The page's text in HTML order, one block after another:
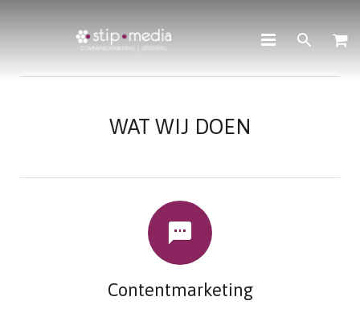
CONTENTMARKETINGWAT WIJ DOEN
Contentmarketing